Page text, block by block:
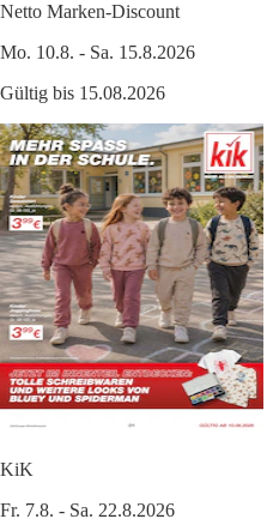
Netto Marken-Discount
Mo. 10.8. - Sa. 15.8.2026
Gültig bis 15.08.2026
KiK
Fr. 7.8. - Sa. 22.8.2026